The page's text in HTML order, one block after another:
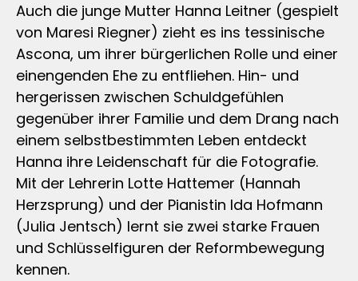
Auch die junge Mutter Hanna Leitner (gespielt
von Maresi Riegner) zieht es ins tessinische
Ascona, um ihrer bürgerlichen Rolle und einer
einengenden Ehe zu entfliehen. Hin- und
hergerissen zwischen Schuldgefühlen
gegenüber ihrer Familie und dem Drang nach
einem selbstbestimmten Leben entdeckt
Hanna ihre Leidenschaft für die Fotografie.
Mit der Lehrerin Lotte Hattemer (Hannah
Herzsprung) und der Pianistin Ida Hofmann
(Julia Jentsch) lernt sie zwei starke Frauen
und Schlüsselfiguren der Reformbewegung
kennen.